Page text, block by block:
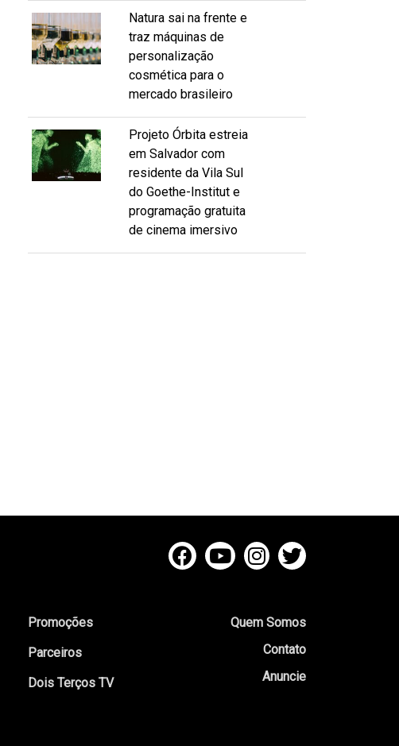
Natura sai na frente e
traz máquinas de
personalização
cosmética para o
mercado brasileiro
Projeto Órbita estreia
em Salvador com
residente da Vila Sul
do Goethe-Institut e
programação gratuita
de cinema imersivo
Promoções
Parceiros
Dois Terços TV
Quem Somos
Contato
Anuncie